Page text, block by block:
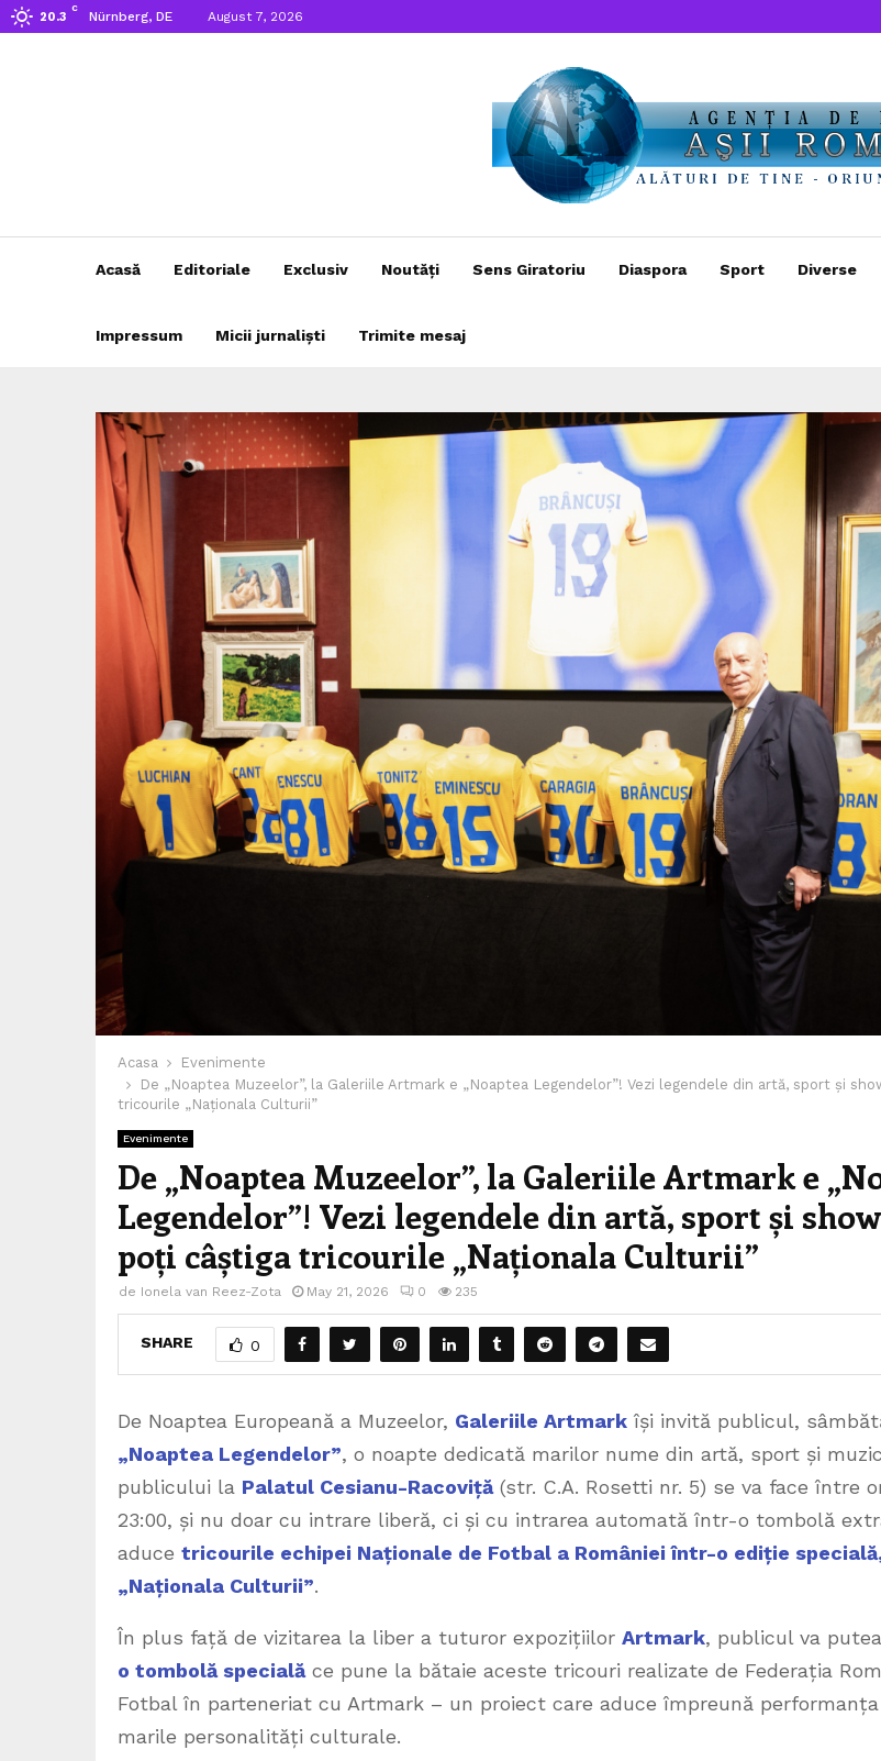
20.3
C
Nürnberg, DE August 7, 2026
Acasă Editoriale Exclusiv Noutăți Sens Giratoriu Diaspora Sport Diverse
Impressum Micii jurnaliști Trimite mesaj
Acasa
Evenimente
De „Noaptea Muzeelor”, la Galeriile Artmark e „Noaptea Legendelor”! Vezi legendele din artă, sport și
tricourile „Naționala Culturii”
Evenimente
De „Noaptea Muzeelor”, la Galeriile Artmark e
Legendelor”! Vezi legendele din artă, sport și
poți câștiga tricourile „Naționala Culturii”
de Ionela van Reez-Zota May 21, 2026 0 235
SHARE 0
De Noaptea Europeană a Muzeelor, Galeriile Artmark își invită publicul,
„Noaptea Legendelor”, o noapte dedicată marilor nume din artă, sport și
publicului la Palatul Cesianu-Racoviță(str. C.A. Rosetti nr. 5) se va face între
23:00, și nu doar cu intrare liberă, ci și cu intrarea automată într-o tombolă
aduce tricourile echipei Naționale de Fotbal a României într-o ediție
„Naționala Culturii”.
În plus față de vizitarea la liber a tuturor expozițiilor Artmark, publicul va
o tombolă specialăce pune la bătaie aceste tricouri realizate de Federația
Fotbal în parteneriat cu Artmark – un proiect care aduce împreună
marile personalități culturale.